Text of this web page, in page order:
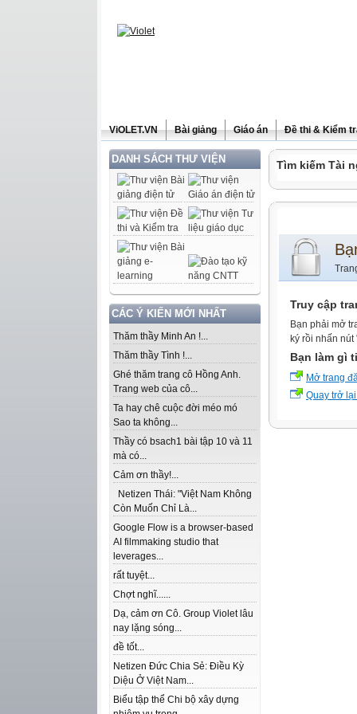
ViOLET.VN Bài giảng Giáo án Đề thi & Kiểm
DANH SÁCH THƯ VIỆN
CÁC Ý KIẾN MỚI NHẤT
Thăm thầy Minh An !...
Thăm thầy Tình !...
Ghé thăm trang cô Hồng Anh.
Trang web của cô...
Ta hay chê cuộc đời méo mó
Sao ta không...
Thầy có bsach1 bài tập 10 và 11
mà có...
Cảm ơn thầy!...
Netizen Thái: "Việt Nam Không
Còn Muốn Chỉ Là...
Google Flow is a browser-based
AI filmmaking studio that
leverages...
rất tuyệt...
Chợt nghĩ......
Dạ, cảm ơn Cô. Group Violet lâu
nay lặng sóng...
đề tốt...
Netizen Đức Chia Sẻ: Điều Kỳ
Diệu Ở Việt Nam...
Biểu tập thể Chi bộ xây dựng
Tìm kiếm Tài
Truy cập
Bạn phải mở
ký rồi nhấn
Bạn làm gì
Mở trang
Quay trở